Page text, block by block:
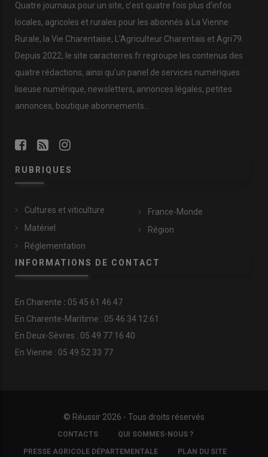
Quatre journaux pour un site, c’est quatre fois plus d’infos
locales, agricoles et rurales pour les abonnés à La Vienne
Rurale, la Vie Charentaise, L’Agriculteur Charentais et Agri79.
Depuis 2022, le site caracterres.fr regroupe les contenus des
quatre rédactions, ainsi qu’un panel de services numériques :
liseuse numérique, newsletters, annonces légales, petites
annonces, boutique abonnements…
RUBRIQUES
Cultures et viticulture
Matériel
Réglementation
France-Monde
Région
INFORMATIONS DE CONTACT
En Charente : 05 45 61 46 47
En Charente-Maritime : 05 46 34 12 61
En Deux-Sèvres : 05 49 77 16 40
En Vienne : 05 49 52 33 77
© Réussir 2026 - Tous droits réservés
COPYRIGHTCONTACTS QUI SOMMES-NOUS ?
PRESSE AGRICOLE DÉPARTEMENTALE PLAN DU SITE